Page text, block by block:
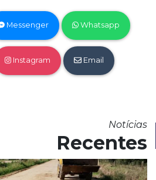
Messenger Whatsapp
Instagram Email
Notícias
Recentes